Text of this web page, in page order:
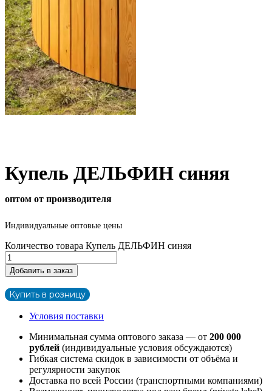
Купель ДЕЛЬФИН синяя
оптом от производителя
Индивидуальные оптовые цены
Количество товара Купель ДЕЛЬФИН синяя
Добавить в заказ
Купить в розницу
Условия поставки
Минимальная сумма оптового заказа — от 200 000
рублей (индивидуальные условия обсуждаются)
Гибкая система скидок в зависимости от объёма и
регулярности закупок
Доставка по всей России (транспортными компаниями)